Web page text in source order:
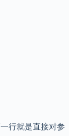
行就是直接对参